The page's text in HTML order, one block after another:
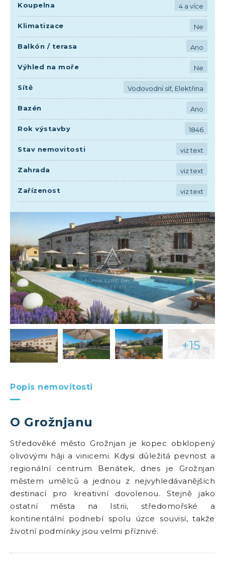
+15
Popis nemovitosti
O Grožnjanu
Středověké město Grožnjan je kopec obklopený
olivovými háji a vinicemi. Kdysi důležitá pevnost a
regionální centrum Benátek, dnes je Grožnjan
městem umělců a jednou z nejvyhledávanějších
destinací pro kreativní dovolenou. Stejně jako
ostatní města na Istrii, středomořské a
kontinentální podnebí spolu úzce souvisí, takže
životní podmínky jsou velmi příznivé.
Koupelna 4 a více
Klimatizace Ne
Balkón / terasa Ano
Výhled na moře Ne
Sítě Vodovodní síť, Elektřina
Bazén Ano
Rok výstavby 1846
Stav nemovitosti viz text
Zahrada viz text
Zařízenost viz text